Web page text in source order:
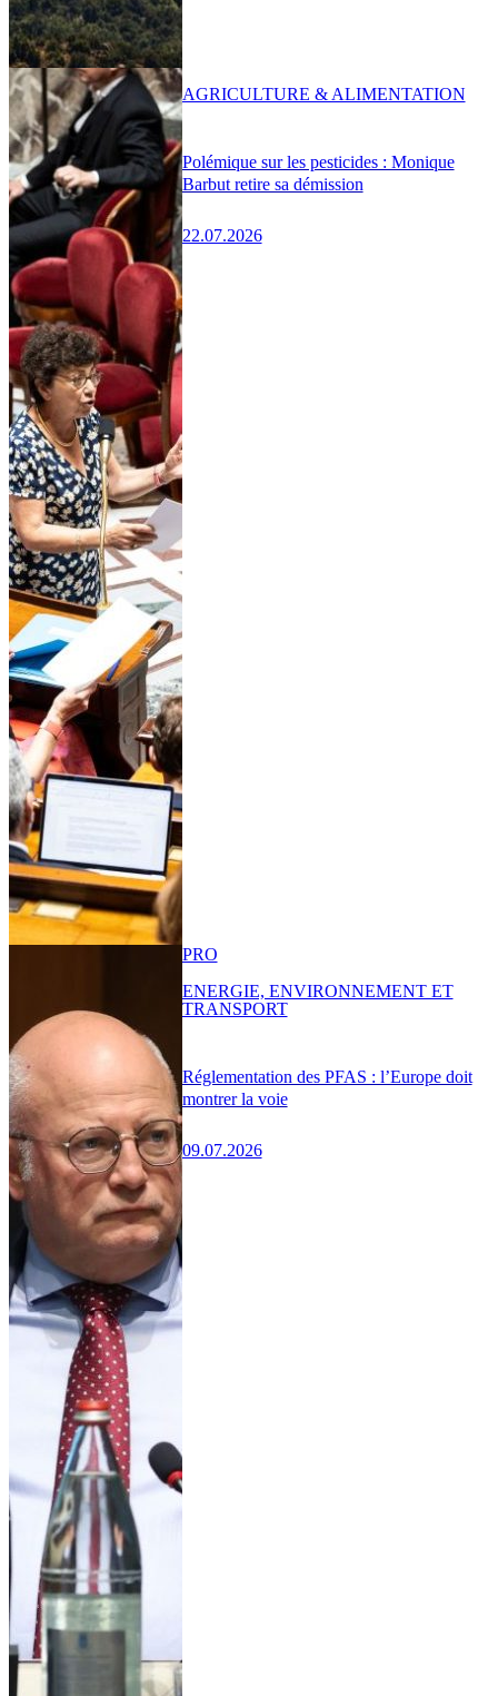
Polémique sur les pesticides : Monique
Barbut retire sa démission
22.07.2026
AGRICULTURE & ALIMENTATION
Réglementation des PFAS : l’Europe doit
montrer la voie
09.07.2026
PRO
ENERGIE, ENVIRONNEMENT ET
TRANSPORT